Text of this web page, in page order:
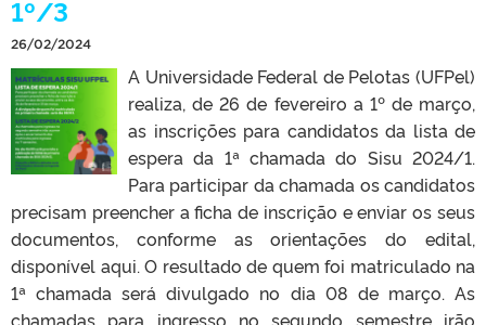
1º/3
26/02/2024
A Universidade Federal de Pelotas (UFPel)
realiza, de 26 de fevereiro a 1º de março,
as inscrições para candidatos da lista de
espera da 1ª chamada do Sisu 2024/1.
Para participar da chamada os candidatos
precisam preencher a ficha de inscrição e enviar os seus
documentos, conforme as orientações do edital,
disponível aqui. O resultado de quem foi matriculado na
1ª chamada será divulgado no dia 08 de março. As
chamadas para ingresso no segundo semestre irão